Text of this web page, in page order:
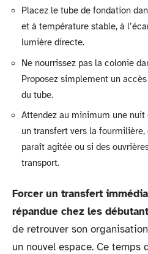
Placez le tube de fondation
et à température stable, à
lumière directe.
Ne nourrissez pas la colonie
Proposez simplement un
du tube.
Attendez au minimum une nuit
un transfert vers la
paraît agitée ou si des
transport.
Forcer un transfert
répandue chez les
de retrouver son
un nouvel espace. Ce temps